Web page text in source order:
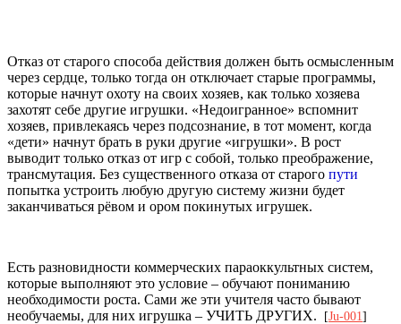
Отказ от старого способа действия должен быть осмысленным
через сердце, только тогда он отключает старые программы,
которые начнут охоту на своих хозяев, как только хозяева
захотят себе другие игрушки. «Недоигранное» вспомнит
хозяев, привлекаясь через подсознание, в тот момент, когда
«дети» начнут брать в руки другие «игрушки». В рост
выводит только отказ от игр с собой, только преображение,
трансмутация. Без существенного отказа от старого пути
попытка устроить любую другую систему жизни будет
заканчиваться рёвом и ором покинутых игрушек.
Есть разновидности коммерческих параоккультных систем,
которые выполняют это условие – обучают пониманию
необходимости роста. Сами же эти учителя часто бывают
необучаемы, для них игрушка – УЧИТЬ ДРУГИХ.
[Ju-001 ]